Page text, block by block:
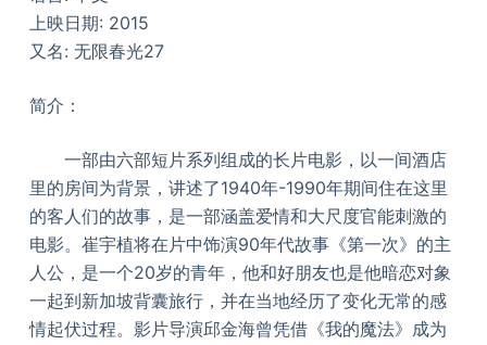
上映日期: 2015
又名: 无限春光27
简介：
一部由六部短片系列组成的长片电影，以一间酒店
里的房间为背景，讲述了1940年-1990年期间住在这里
的客人们的故事，是一部涵盖爱情和大尺度官能刺激的
电影。崔宇植将在片中饰演90年代故事《第一次》的主
人公，是一个20岁的青年，他和好朋友也是他暗恋对象
一起到新加坡背囊旅行，并在当地经历了变化无常的感
情起伏过程。影片导演邱金海曾凭借《我的魔法》成为